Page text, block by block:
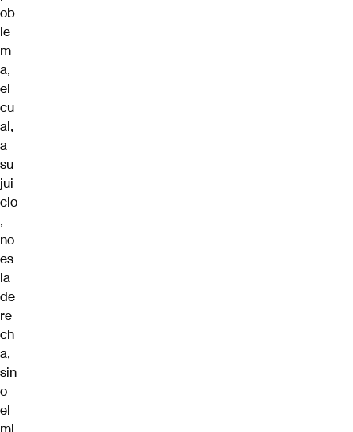
ob
le
m
a,
el
cu
al,
a
su
jui
cio
,
no
es
la
de
re
ch
a,
sin
o
el